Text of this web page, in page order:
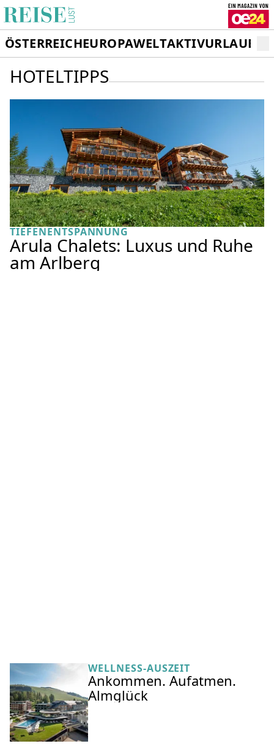
ÖSTERREICHEUROPAWELTAKTIVURLAUB
HOTELTIPPS
TIEFENENTSPANNUNG
Arula Chalets: Luxus und Ruhe
am Arlberg
WELLNESS-AUSZEIT
Ankommen. Aufatmen.
Almglück